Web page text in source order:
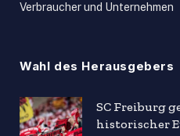
Verbraucher und Unternehmen
Wahl des Herausgebers
SC Freiburg
historischer